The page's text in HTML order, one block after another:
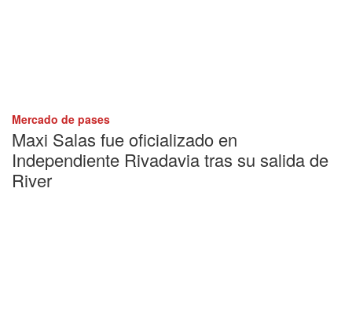
Mercado de pases
Maxi Salas fue oficializado en
Independiente Rivadavia tras su salida de
River